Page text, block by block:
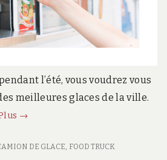
l’été, vous voudrez vous
meilleures glaces de la ville.
Comment
les
→
DE GLACE FOOD TRUCK